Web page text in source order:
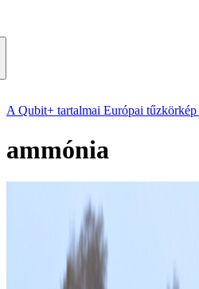
A Qubit+ tartalmai Európai tűzkörkép
ammónia